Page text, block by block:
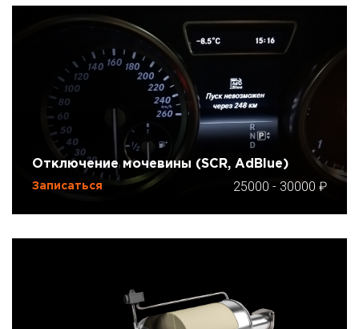
Отключение мочевины (SCR, AdBlue)
Записаться 25000 - 30000